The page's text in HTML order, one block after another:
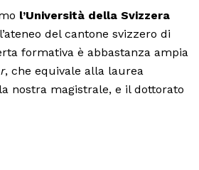
l’Università della Svizzera
del cantone svizzero di
formativa è abbastanza ampia
, che equivale alla laurea
nostra magistrale, e il dottorato